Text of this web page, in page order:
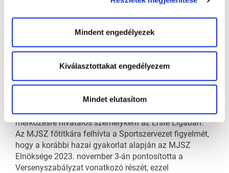
Mindent engedélyezek
Kiválasztottakat engedélyezem
Mindet elutasítom
semmilyen pozícióban a WHL-ben. A tevékenységtől
eltiltás alól kérelemmel mentesülhet, de nem korábban,
mint 2025 júliusa.
Az Erste Liga menedzsere november 6-án értesítette a
Sport Club Csíkszeredát, hogy Kevin Constantine az
Erste Liga és az MJSZ Versenyszabályzata szerint
nem nevezhető hivatalos mérkőzésre, mivel érvényes
eltiltás alatt áll. Ezt követően november 13-án a MJSZ
főtitkára is értesítette a sportszervezetet, és jelezte,
hogy az eltiltását töltő sportszakember nem nevezhető
mérkőzésre hivatalos személyként az Erste Ligában.
Az MJSZ főtitkára felhívta a Sportszervezet figyelmét,
hogy a korábbi hazai gyakorlat alapján az MJSZ
Elnöksége 2023. november 3-án pontosította a
Versenyszabályzat vonatkozó részét, ezzel